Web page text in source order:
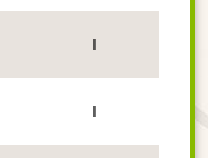
I
I